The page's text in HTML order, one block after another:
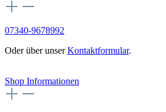
07340-9678992
Oder über unserKontaktformular.
Shop Informationen